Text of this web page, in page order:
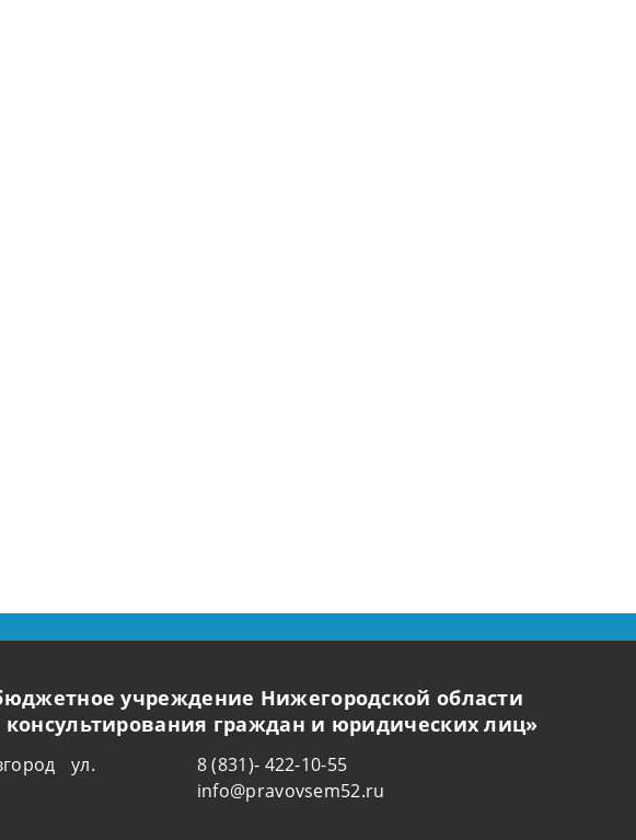
учреждение Нижегородской области
консультирования граждан и юридических лиц»
ул.
8 (831)- 422-10-55
info@pravovsem52.ru